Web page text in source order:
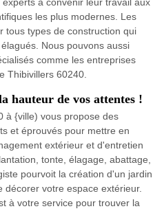
à convenir leur travail aux
les plus modernes. Les
tous types de construction qui
Nous pouvons aussi
comme les entreprises
Thibivillers 60240.
hauteur de vos attentes !
à {ville) vous propose des
et éprouvés pour mettre en
extérieur et d'entretien
tonte, élagage, abattage,
pourvoit la création d'un jardin
décorer votre espace extérieur.
à votre service pour trouver la